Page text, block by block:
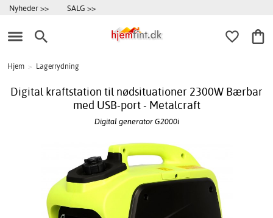
Nyheder >> SALG >>
Hjem > Lagerrydning
Digital kraftstation til nødsituationer 2300W Bærbar
med USB-port - Metalcraft
Digital generator G2000i